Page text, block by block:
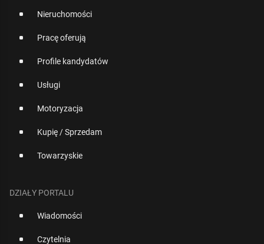
Nieruchomości
Pracę oferują
Profile kandydatów
Usługi
Motoryzacja
Kupię / Sprzedam
Towarzyskie
DZIAŁY PORTALU
Wiadomości
Czytelnia